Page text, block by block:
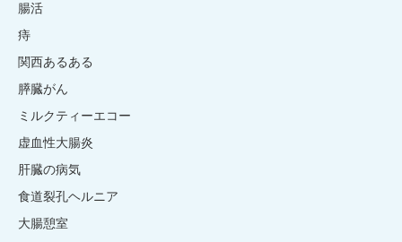
腸活
痔
関西あるある
膵臓がん
ミルクティーエコー
虚血性大腸炎
肝臓の病気
食道裂孔ヘルニア
大腸憩室